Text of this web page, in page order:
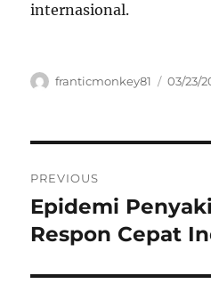
internasional.
Author
franticmonkey81
Posted
03/23/
pos
PREVIOUS
Previous
post:
Epidemi
Respon Cepat